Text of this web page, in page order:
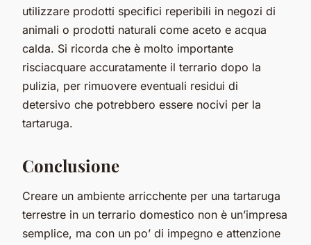
utilizzare prodotti specifici reperibili in negozi di
animali o prodotti naturali come aceto e acqua
calda. Si ricorda che è molto importante
risciacquare accuratamente il terrario dopo la
pulizia, per rimuovere eventuali residui di
detersivo che potrebbero essere nocivi per la
tartaruga.
Conclusione
Creare un ambiente arricchente per una tartaruga
terrestre in un terrario domestico non è un’impresa
semplice, ma con un po’ di impegno e attenzione